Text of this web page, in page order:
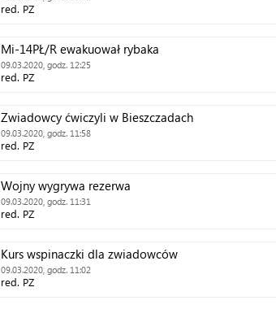
red. PZ
Mi-14PŁ/R ewakuował rybaka
09.03.2020, godz. 12:25
red. PZ
Zwiadowcy ćwiczyli w Bieszczadach
09.03.2020, godz. 11:58
red. PZ
Wojny wygrywa rezerwa
09.03.2020, godz. 11:31
red. PZ
Kurs wspinaczki dla zwiadowców
09.03.2020, godz. 11:02
red. PZ